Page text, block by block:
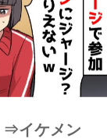
⇒イケメン